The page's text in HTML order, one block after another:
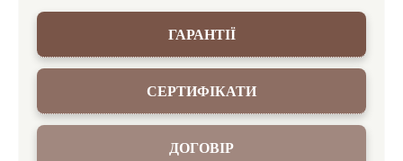
ГАРАНТІЇ
СЕРТИФІКАТИ
ДОГОВІР